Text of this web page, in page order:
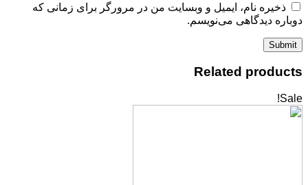
نام، ایمیل و وبسایت من در مرورگر برای زمانی که
می‌نویسم.
Related